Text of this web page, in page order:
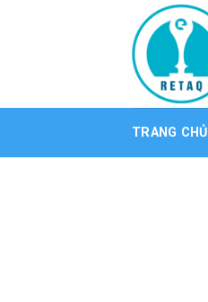
TRANG CHỦ